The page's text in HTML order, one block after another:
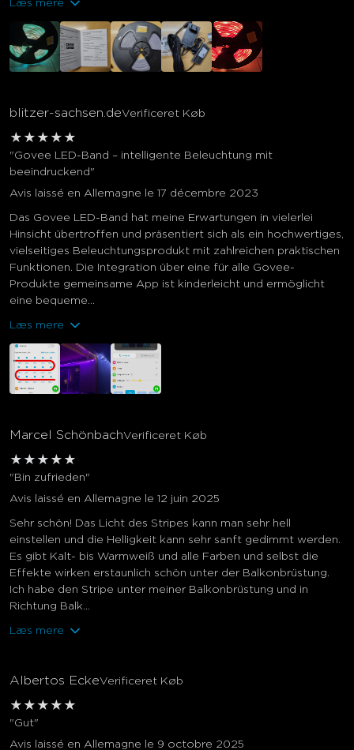
Læs mere
blitzer-sachsen.deVerificeret Køb
★ ★ ★ ★ ★
"Govee LED-Band – intelligente Beleuchtung mit
beeindruckend"
Avis laissé en Allemagne le 17 décembre 2023
Das Govee LED-Band hat meine Erwartungen in vielerlei
Hinsicht übertroffen und präsentiert sich als ein hochwertiges,
vielseitiges Beleuchtungsprodukt mit zahlreichen praktischen
Funktionen. Die Integration über eine für alle Govee-
Produkte gemeinsame App ist kinderleicht und ermöglicht
eine bequeme...
Læs mere
Marcel SchönbachVerificeret Køb
★ ★ ★ ★ ★
"Bin zufrieden"
Avis laissé en Allemagne le 12 juin 2025
Sehr schön! Das Licht des Stripes kann man sehr hell
einstellen und die Helligkeit kann sehr sanft gedimmt werden.
Es gibt Kalt- bis Warmweiß und alle Farben und selbst die
Effekte wirken erstaunlich schön unter der Balkonbrüstung.
Ich habe den Stripe unter meiner Balkonbrüstung und in
Richtung Balk...
Læs mere
Albertos EckeVerificeret Køb
★ ★ ★ ★ ★
"Gut"
Avis laissé en Allemagne le 9 octobre 2025